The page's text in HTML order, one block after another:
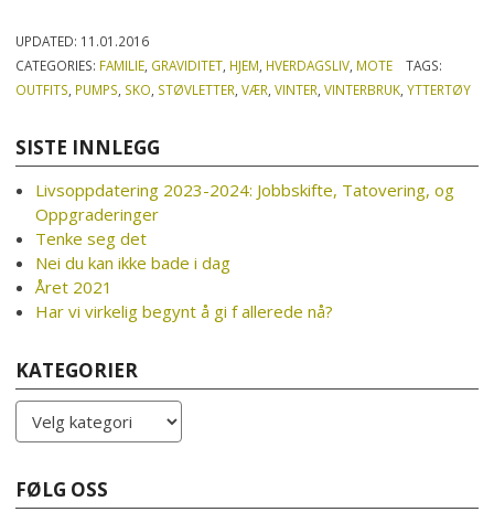
UPDATED: 11.01.2016
CATEGORIES: FAMILIE GRAVIDITET HJEM HVERDAGSLIV MOTE
TAGS:
OUTFITS PUMPS SKO STØVLETTER ,VÆR ,VINTER ,VINTERBRUK ,YTTERTØY
SISTE INNLEGG
Livsoppdatering 2023-2024: Jobbskifte, Tatovering, og
Oppgraderinger
Tenke seg det
Nei du kan ikke bade i dag
Året 2021
Har vi virkelig begynt å gi f allerede nå?
KATEGORIER
Kategorier
FØLG OSS